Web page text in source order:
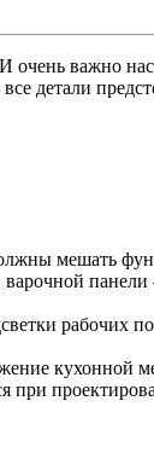
важно
детали
мешать
рабочих
кухонной
при